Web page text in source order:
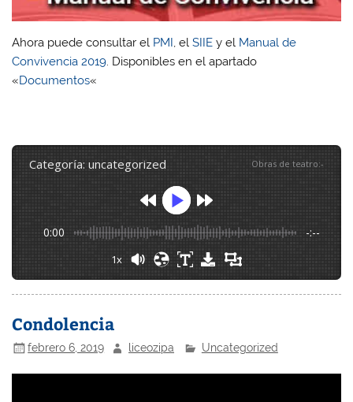
Ahora puede consultar el PMI, elSIIE y el Manual de
Convivencia 2019. Disponibles en el apartado
«Documentos«
categoría: uncategorized Obras de teatro:-
0:00 -:--
1x
Condolencia
febrero 6, 2019 liceozipa Uncategorized